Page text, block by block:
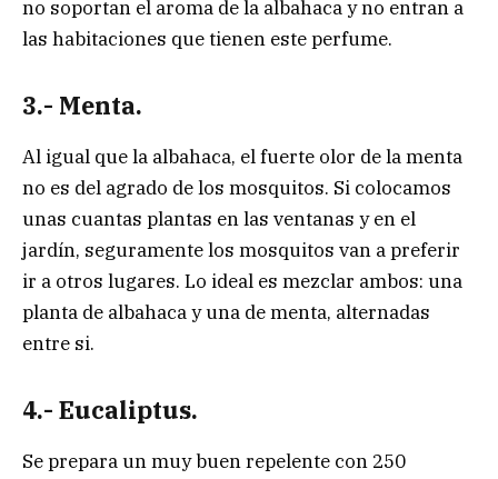
no soportan el aroma de la albahaca y no entran a
las habitaciones que tienen este perfume.
3.- Menta.
Al igual que la albahaca, el fuerte olor de la menta
no es del agrado de los mosquitos. Si colocamos
unas cuantas plantas en las ventanas y en el
jardín, seguramente los mosquitos van a preferir
ir a otros lugares. Lo ideal es mezclar ambos: una
planta de albahaca y una de menta, alternadas
entre si.
4.- Eucaliptus.
Se prepara un muy buen repelente con 250